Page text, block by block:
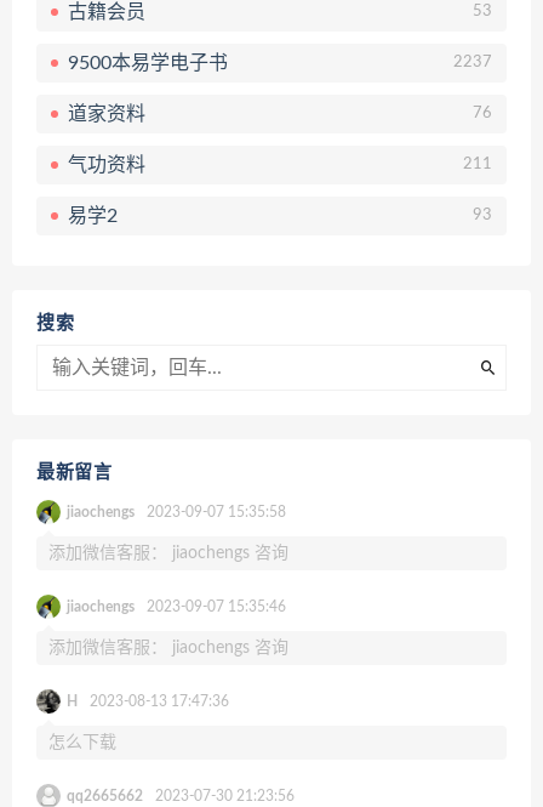
古籍会员 53
9500本易学电子书 2237
道家资料 76
气功资料 211
易学2 93
搜索
最新留言
jiaochengs 2023-09-07 15:35:58
添加微信客服： jiaochengs 咨询
jiaochengs 2023-09-07 15:35:46
添加微信客服： jiaochengs 咨询
H 2023-08-13 17:47:36
怎么下载
qq2665662 2023-07-30 21:23:56